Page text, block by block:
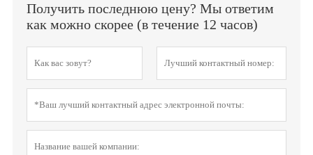
Получить последнюю цену? Мы ответим
как можно скорее (в течение 12 часов)